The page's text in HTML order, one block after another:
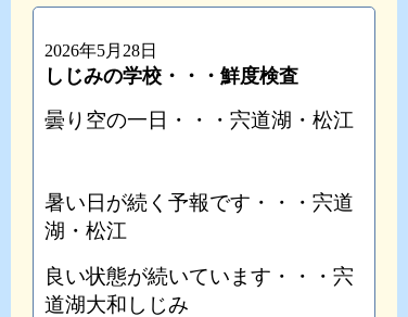
2026年5月28日
しじみの学校・・・鮮度検査
曇り空の一日・・・宍道湖・松江
暑い日が続く予報です・・・宍道
湖・松江
良い状態が続いています・・・宍
道湖大和しじみ